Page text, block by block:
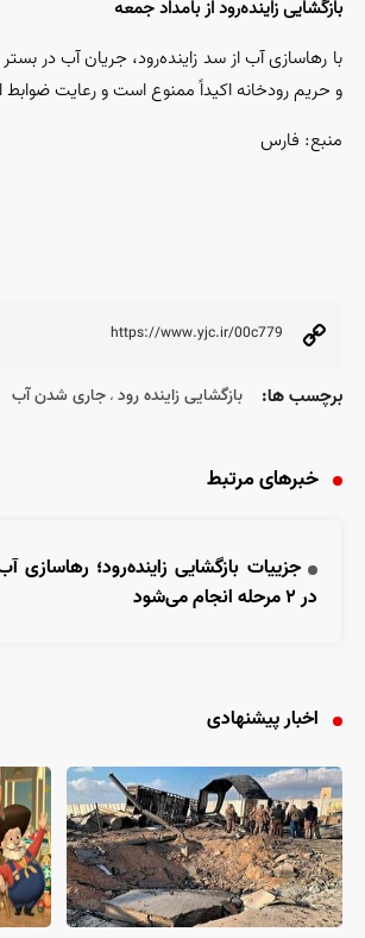
بازگشایی زاینده‌رود از بامداد جمعه
با رهاسازی آب از سد زاینده‌رود، جریان آب در بستر رودخانه از
و حریم رودخانه اکیداً ممنوع است و رعایت ضوابط
منبع: فارس
برچسب ها: بازگشایی زاینده رود ،جاری شدن آب
خبرهای مرتبط
جزییات بازگشایی زاینده‌رود؛ رهاسازی
در ۲ مرحله انجام می‌شود
اخبار پیشنهادی